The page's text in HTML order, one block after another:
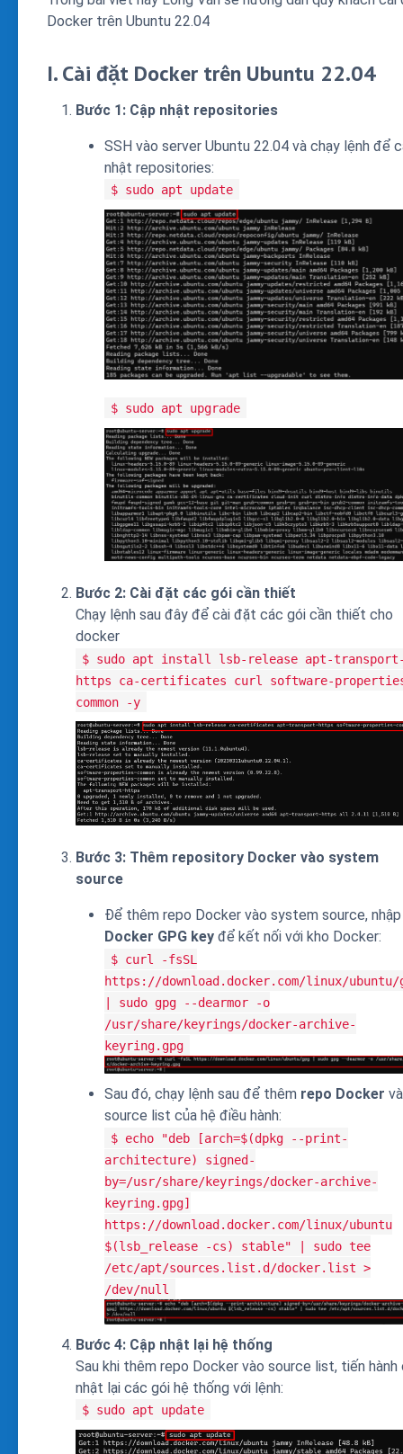
Docker trên Ubuntu 22.04
I. Cài đặt Docker trên Ubuntu 22.04
Bước 1: Cập nhật repositories
SSH vào server Ubuntu 22.04 và chạy lệnh để
nhật repositories:
$ sudo apt update
$ sudo apt upgrade
Bước 2: Cài đặt các gói cần thiết
Chạy lệnh sau đây để cài đặt các gói cần thiết cho
docker
$ sudo apt install lsb-release apt-
https ca-certificates curl software-
common -y
Bước 3: Thêm repository Docker vào system
source
Để thêm repo Docker vào system source, nhập
Docker GPG key để kết nối với kho Docker:
$ curl -fsSL
https://download.docker.com/linux/ubuntu/
| sudo gpg --dearmor -o
/usr/share/keyrings/docker-archive-
keyring.gpg
Sau đó, chạy lệnh sau để thêm repo Docker
source list của hệ điều hành:
$ echo "deb [arch=$(dpkg --print-
architecture) signed-
by=/usr/share/keyrings/docker-archive-
keyring.gpg]
https://download.docker.com/linux/ubuntu
$(lsb_release -cs) stable" | sudo tee
/etc/apt/sources.list.d/docker.list >
/dev/null
Bước 4: Cập nhật lại hệ thống
Sau khi thêm repo Docker vào source list, tiến hành
nhật lại các gói hệ thống với lệnh:
$ sudo apt update